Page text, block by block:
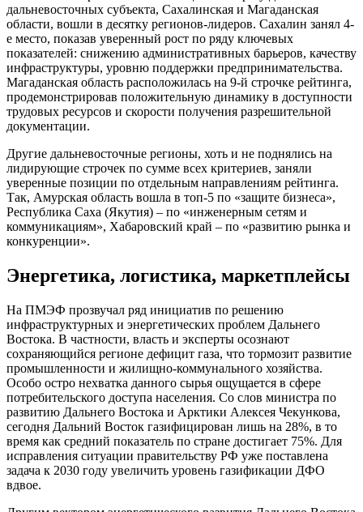
дальневосточных субъекта, Сахалинская и Магаданская
области, вошли в десятку регионов-лидеров. Сахалин занял 4-
е место, показав уверенный рост по ряду ключевых
показателей: снижению административных барьеров, качеству
инфраструктуры, уровню поддержки предпринимательства.
Магаданская область расположилась на 9-й строчке рейтинга,
продемонстрировав положительную динамику в доступности
трудовых ресурсов и скорости получения разрешительной
документации.
Другие дальневосточные регионы, хоть и не поднялись на
лидирующие строчек по сумме всех критериев, заняли
уверенные позиции по отдельным направлениям рейтинга.
Так, Амурская область вошла в топ-5 по «защите бизнеса»,
Республика Саха (Якутия) – по «инженерным сетям и
коммуникациям», Хабаровский край – по «развитию рынка и
конкуренции».
Энергетика, логистика, маркетплейсы
На ПМЭФ прозвучал ряд инициатив по решению
инфраструктурных и энергетических проблем Дальнего
Востока. В частности, власть и эксперты осознают
сохраняющийся регионе дефицит газа, что тормозит развитие
промышленности и жилищно-коммунального хозяйства.
Особо остро нехватка данного сырья ощущается в сфере
потребительского доступа населения. Со слов министра по
развитию Дальнего Востока и Арктики Алексея Чекункова,
сегодня Дальний Восток газифицирован лишь на 28%, в то
время как средний показатель по стране достигает 75%. Для
исправления ситуации правительству РФ уже поставлена
задача к 2030 году увеличить уровень газификации ДФО
вдвое.